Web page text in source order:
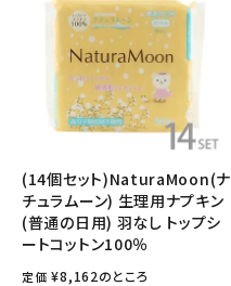
エコメイト
ナチュラプラス
アルモニベルツ
コラム・スタッフのおすすめ
(14個セット)NaturaMoon(ナ
チュラムーン) 生理用ナプキン
(普通の日用) 羽なし トップシ
ートコットン100％
定価 ¥8,162のところ